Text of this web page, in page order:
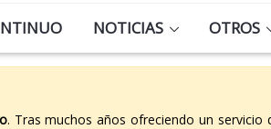
NOTICIAS OTROS
. Tras muchos años ofreciendo un